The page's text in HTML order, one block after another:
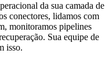
da sua camada de
conectores, lidamos com
monitoramos pipelines
Sua equipe de
isso.